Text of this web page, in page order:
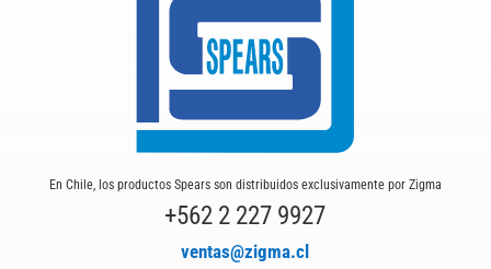
En Chile, los productos Spears son distribuidos exclusivamente por Zigma
+562 2 227 9927
ventas@zigma.cl